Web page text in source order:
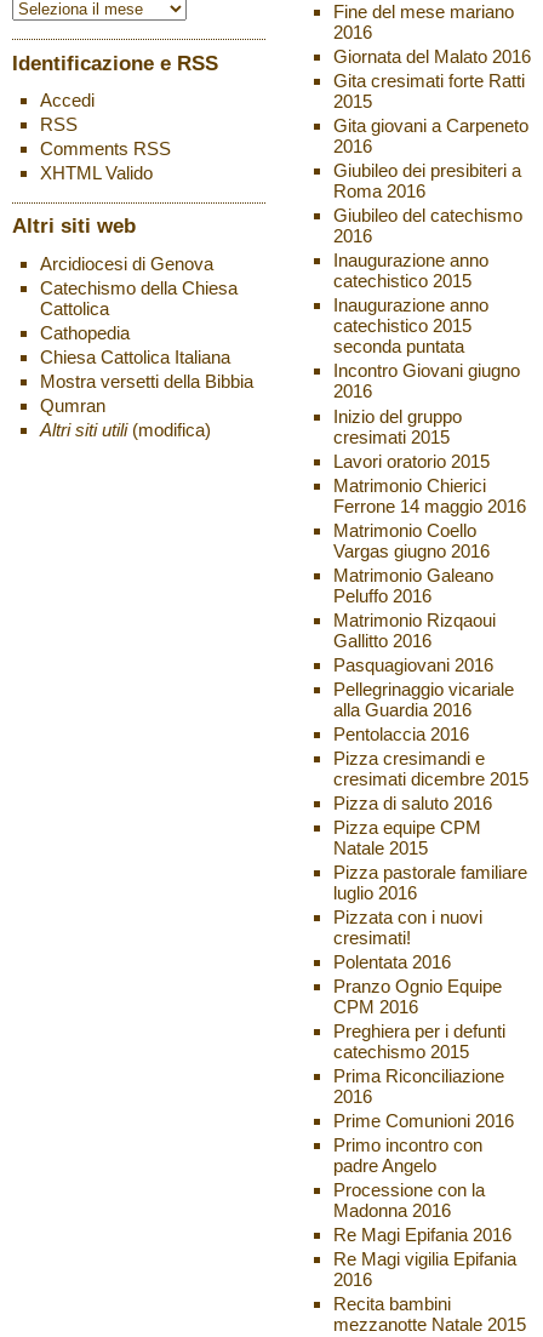
Identificazione e RSS
Accedi
RSS
Comments RSS
XHTMLValido
Altri siti web
Arcidiocesi di Genova
Catechismo della Chiesa
Cattolica
Cathopedia
Chiesa Cattolica Italiana
Mostra versetti della Bibbia
Qumran
Altri siti utili (modifica)
Fine del mese mariano
2016
Giornata del Malato 2016
Gita cresimati forte Ratti
2015
Gita giovani a Carpeneto
2016
Giubileo dei presibiteri a
Roma 2016
Giubileo del catechismo
2016
Inaugurazione anno
catechistico 2015
Inaugurazione anno
catechistico 2015
seconda puntata
Incontro Giovani giugno
2016
Inizio del gruppo
cresimati 2015
Lavori oratorio 2015
Matrimonio Chierici
Ferrone 14 maggio 2016
Matrimonio Coello
Vargas giugno 2016
Matrimonio Galeano
Peluffo 2016
Matrimonio Rizqaoui
Gallitto 2016
Pasquagiovani 2016
Pellegrinaggio vicariale
alla Guardia 2016
Pentolaccia 2016
Pizza cresimandi e
cresimati dicembre 2015
Pizza di saluto 2016
Pizza equipe CPM
Natale 2015
Pizza pastorale familiare
luglio 2016
Pizzata con i nuovi
cresimati!
Polentata 2016
Pranzo Ognio Equipe
CPM 2016
Preghiera per i defunti
catechismo 2015
Prima Riconciliazione
2016
Prime Comunioni 2016
Primo incontro con
padre Angelo
Processione con la
Madonna 2016
Re Magi Epifania 2016
Re Magi vigilia Epifania
2016
Recita bambini
mezzanotte Natale 2015